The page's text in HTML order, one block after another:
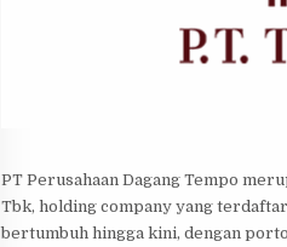
PT Perusahaan Dagang Tempo
Tbk, holding company yang
bertumbuh hingga kini, dengan